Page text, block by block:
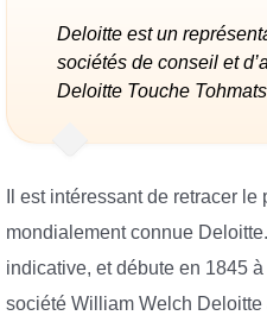
Deloitte est un
sociétés de conseil et
Deloitte Touche
Il est intéressant de retracer
mondialement connue
indicative, et débute en 1845
société William Welch